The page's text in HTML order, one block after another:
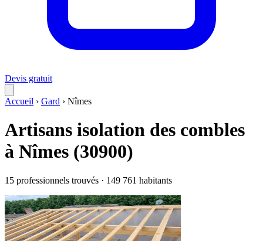
Devis gratuit
Accueil › Gard › Nîmes
Artisans isolation des combles
à Nîmes (30900)
15 professionnels trouvés · 149 761 habitants